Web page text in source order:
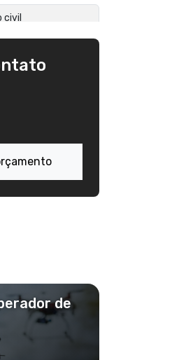
civil
catarina
de